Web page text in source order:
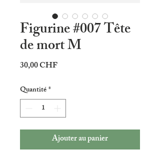
Figurine #007 Tête
de mort M
30,00 CHFPrix
Quantité*
Ajouter au panier